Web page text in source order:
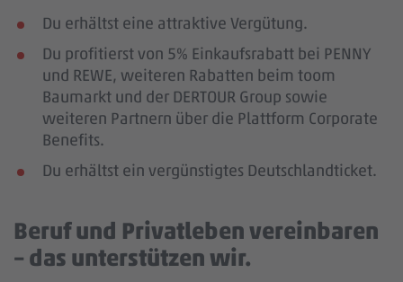
Du erhältst eine attraktive Vergütung.
Du profitierst von 5% Einkaufsrabatt bei PENNY
und REWE, weiteren Rabatten beim toom
Baumarkt und der DERTOUR Group sowie
weiteren Partnern über die Plattform Corporate
Benefits.
Du erhältst ein vergünstigtes Deutschlandticket.
Beruf und Privatleben vereinbaren
– das unterstützen wir.